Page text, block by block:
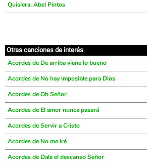
Quisiera, Abel Pintos
Otras canciones de interés
Acordes de De arriba viene lo bueno
Acordes de No hay imposible para Dios
Acordes de Oh Señor
Acordes de El amor nunca pasará
Acordes de Servir a Cristo
Acordes de No me iré
Acordes de Dale el descanso Señor